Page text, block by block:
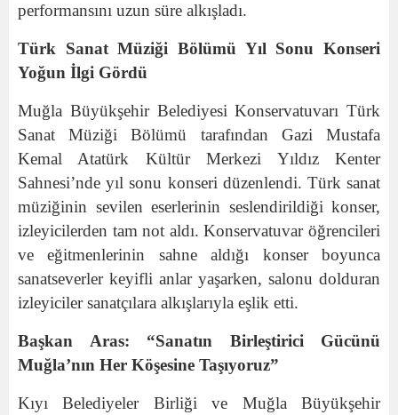
performansını uzun süre alkışladı.
Türk Sanat Müziği Bölümü Yıl Sonu Konseri
Yoğun İlgi Gördü
Muğla Büyükşehir Belediyesi Konservatuvarı Türk
Sanat Müziği Bölümü tarafından Gazi Mustafa
Kemal Atatürk Kültür Merkezi Yıldız Kenter
Sahnesi’nde yıl sonu konseri düzenlendi. Türk sanat
müziğinin sevilen eserlerinin seslendirildiği konser,
izleyicilerden tam not aldı. Konservatuvar öğrencileri
ve eğitmenlerinin sahne aldığı konser boyunca
sanatseverler keyifli anlar yaşarken, salonu dolduran
izleyiciler sanatçılara alkışlarıyla eşlik etti.
Başkan Aras: “Sanatın Birleştirici Gücünü
Muğla’nın Her Köşesine Taşıyoruz”
Kıyı Belediyeler Birliği ve Muğla Büyükşehir